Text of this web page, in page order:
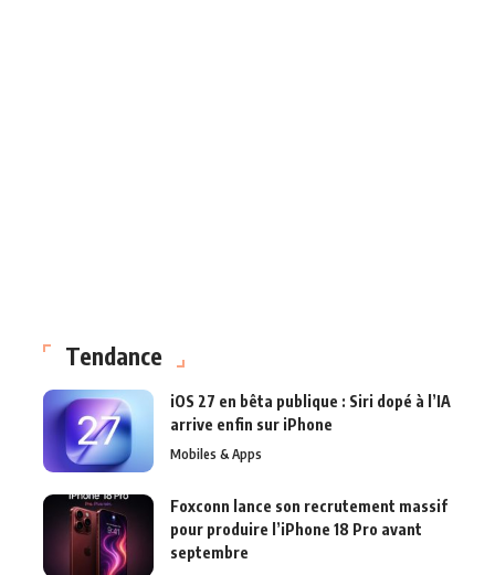
Tendance
iOS 27 en bêta publique : Siri dopé à l’IA
arrive enfin sur iPhone
Mobiles & Apps
Foxconn lance son recrutement massif
pour produire l’iPhone 18 Pro avant
septembre